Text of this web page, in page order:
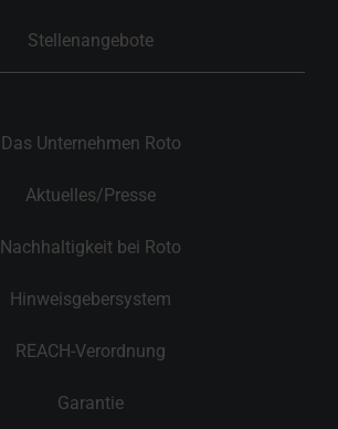
Stellenangebote
Das Unternehmen Roto
Aktuelles/Presse
Nachhaltigkeit bei Roto
Hinweisgebersystem
REACH-Verordnung
Garantie